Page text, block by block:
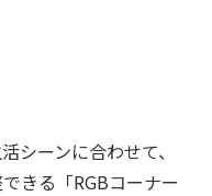
シーンに合わせて、
きる「RGBコーナー